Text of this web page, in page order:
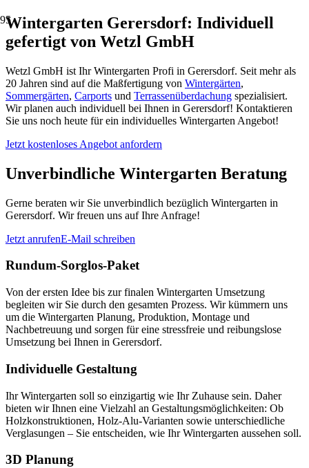
Wintergarten Gerersdorf: Individuell
gefertigt von Wetzl GmbH
Wetzl GmbH ist Ihr Wintergarten Profi in Gerersdorf. Seit mehr als
20 Jahren sind auf die Maßfertigung von Wintergärten,
Sommergärten, Carports und Terrassenüberdachung spezialisiert.
Wir planen auch individuell bei Ihnen in Gerersdorf! Kontaktieren
Sie uns noch heute für ein individuelles Wintergarten Angebot!
Jetzt kostenloses Angebot anfordern
Unverbindliche Wintergarten Beratung
Gerne beraten wir Sie unverbindlich bezüglich Wintergarten in
Gerersdorf. Wir freuen uns auf Ihre Anfrage!
Jetzt anrufenE-Mail schreiben
Rundum-Sorglos-Paket
Von der ersten Idee bis zur finalen Wintergarten Umsetzung
begleiten wir Sie durch den gesamten Prozess. Wir kümmern uns
um die Wintergarten Planung, Produktion, Montage und
Nachbetreuung und sorgen für eine stressfreie und reibungslose
Umsetzung bei Ihnen in Gerersdorf.
Individuelle Gestaltung
Ihr Wintergarten soll so einzigartig wie Ihr Zuhause sein. Daher
bieten wir Ihnen eine Vielzahl an Gestaltungsmöglichkeiten: Ob
Holzkonstruktionen, Holz-Alu-Varianten sowie unterschiedliche
Verglasungen – Sie entscheiden, wie Ihr Wintergarten aussehen soll.
3D Planung